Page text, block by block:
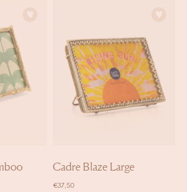
Cadre Blaze Large
€37,50